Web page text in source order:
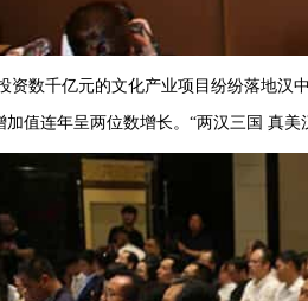
资数千亿元的文化产业项目纷纷落地汉
加值连年呈两位数增长。“两汉三国 真